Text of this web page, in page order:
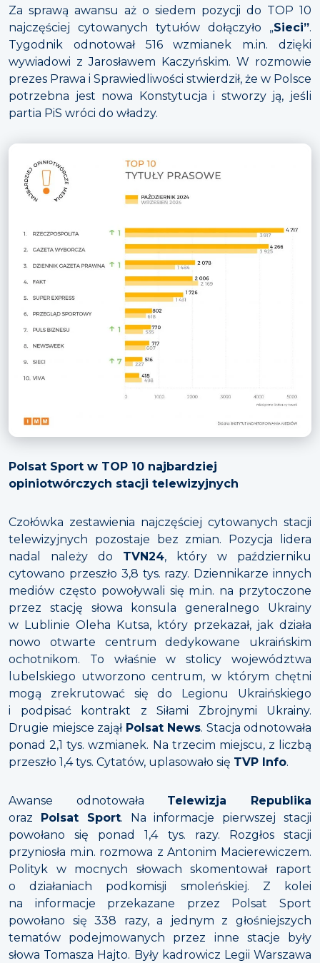
Za sprawą awansu aż o siedem pozycji do TOP 10
najczęściej cytowanych tytułów dołączyło „Sieci”.
Tygodnik odnotował 516 wzmianek m.in. dzięki
wywiadowi z Jarosławem Kaczyńskim. W rozmowie
prezes Prawa i Sprawiedliwości stwierdził, że w Polsce
potrzebna jest nowa Konstytucja i stworzy ją, jeśli
partia PiS wróci do władzy.
Polsat Sport w TOP 10 najbardziej
opiniotwórczych stacji telewizyjnych
Czołówka zestawienia najczęściej cytowanych stacji
telewizyjnych pozostaje bez zmian. Pozycja lidera
nadal należy do TVN24, który w październiku
cytowano przeszło 3,8 tys. razy. Dziennikarze innych
mediów często powoływali się m.in. na przytoczone
przez stację słowa konsula generalnego Ukrainy
w Lublinie Oleha Kutsa, który przekazał, jak działa
nowo otwarte centrum dedykowane ukraińskim
ochotnikom. To właśnie w stolicy województwa
lubelskiego utworzono centrum, w którym chętni
mogą zrekrutować się do Legionu Ukraińskiego
i podpisać kontrakt z Siłami Zbrojnymi Ukrainy.
Drugie miejsce zajął Polsat News. Stacja odnotowała
ponad 2,1 tys. wzmianek. Na trzecim miejscu, z liczbą
przeszło 1,4 tys. Cytatów, uplasowało się TVP Info.
Awanse odnotowała Telewizja Republika
oraz
Polsat Sport. Na informacje pierwszej stacji
powołano się ponad 1,4 tys. razy. Rozgłos stacji
przyniosła m.in. rozmowa z Antonim Macierewiczem.
Polityk w mocnych słowach skomentował raport
o działaniach podkomisji smoleńskiej. Z kolei
na informacje przekazane przez Polsat Sport
powołano się 338 razy, a jednym z głośniejszych
tematów podejmowanych przez inne stacje były
słowa Tomasza Hajto. Były kadrowicz Legii Warszawa